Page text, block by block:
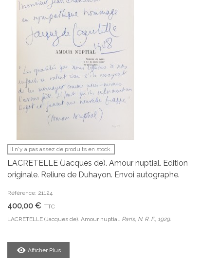
Il n'y a pas assez de produits en stock.
LACRETELLE (Jacques de). Amour nuptial. Edition
originale. Reliure de Duhayon. Envoi autographe.
Référence: 21124
400,00 € TTC
LACRETELLE (Jacques de). Amour nuptial. Paris, N. R. F., 1929.
Afficher Plus